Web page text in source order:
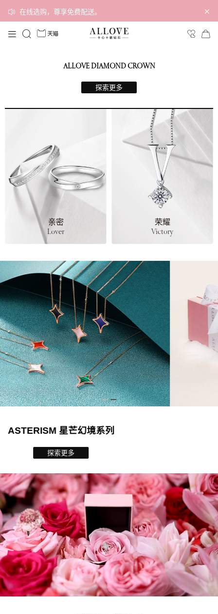
在线选购，尊享免费配送。
ALLOVE DIAMOND CROWN
探索更多
亲密
Lover
荣耀
Victory
Heart Arrow 心箭勋章系列